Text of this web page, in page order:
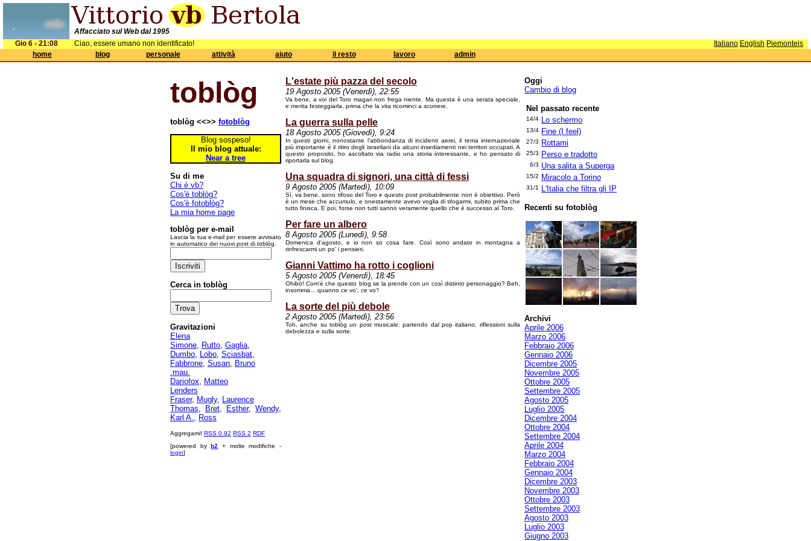
Affacciato sul Web dal 1995
Gio 6 - 21:08
Ciao, essere umano non identificato! Italiano English Piemonteis
home
blog personale attività aiuto il resto lavoro admin
toblòg
toblòg <<>> fotoblòg
Blog sospeso!
Il mio blog attuale:
Near a tree
Su di me
Chi è vb?
Cos'è toblòg?
Cos'è fotoblòg?
La mia home page
toblòg per e-mail
Lascia la tua e-mail per essere avvisato
in automatico dei nuovi post di toblòg.
Cerca in toblòg
Gravitazioni
Elena
Simone, Rutto, Gaglia,
Dumbo, Lobo, Sciasbat,
Fabbrone, Susan, Bruno
.mau.
Dariofox, Matteo
Lenders
Fraser, Mugly, Laurence
Thomas, Bret, Esther, Wendy,
Karl A., Ross
Aggregami! RSS 0.92 RSS 2 RDF
[powered byb2
+ molte modifiche -
login]
L'estate più pazza del secolo
19 Agosto 2005 (Venerdì), 22:55
Va bene, a voi del Toro magari non frega niente. Ma questa è una serata speciale,
e merita festeggiarla, prima che la vita ricominci a scorrere.
La guerra sulla pelle
18 Agosto 2005 (Giovedì), 9:24
In questi giorni, nonostante l'abbondanza di incidenti aerei, il tema internazionale
più importante è il ritiro degli israeliani da alcuni insediamenti nei territori occupati. A
questo proposito, ho ascoltato via radio una storia interessante, e ho pensato di
riportarla sul blog.
Una squadra di signori, una città di fessi
9 Agosto 2005 (Martedì), 10:09
Sì, va bene, sono tifoso del Toro e questo post probabilmente non è obiettivo. Però
è un mese che accumulo, e onestamente avevo voglia di sfogarmi, subito prima che
tutto finisca. E poi, forse non tutti sanno veramente quello che è successo al Toro.
Per fare un albero
8 Agosto 2005 (Lunedì), 9:58
Domenica d'agosto, e io non so cosa fare. Così sono andato in montagna a
rinfrescarmi un po' i pensieri.
Gianni Vattimo ha rotto i coglioni
5 Agosto 2005 (Venerdì), 18:45
Ohibò! Com'è che questo blog se la prende con un così distinto personaggio? Beh,
insomma... quanno ce vo', ce vo'!
La sorte del più debole
2 Agosto 2005 (Martedì), 23:56
Toh, anche su toblòg un post musicale: partendo dal pop italiano, riflessioni sulla
debolezza e sulla sorte.
Oggi
Cambio di blog
Nel passato recente
14/4 Lo schermo
13/4 Fine (I feel)
27/3 Rottami
25/3 Perso e tradotto
6/3 Una salita a Superga
15/2 Miracolo a Torino
31/1 L'Italia che filtra gli IP
Recenti su fotoblòg
Archivi
Aprile 2006
Marzo 2006
Febbraio 2006
Gennaio 2006
Dicembre 2005
Novembre 2005
Ottobre 2005
Settembre 2005
Agosto 2005
Luglio 2005
Dicembre 2004
Ottobre 2004
Settembre 2004
Aprile 2004
Marzo 2004
Febbraio 2004
Gennaio 2004
Dicembre 2003
Novembre 2003
Ottobre 2003
Settembre 2003
Agosto 2003
Luglio 2003
Giugno 2003